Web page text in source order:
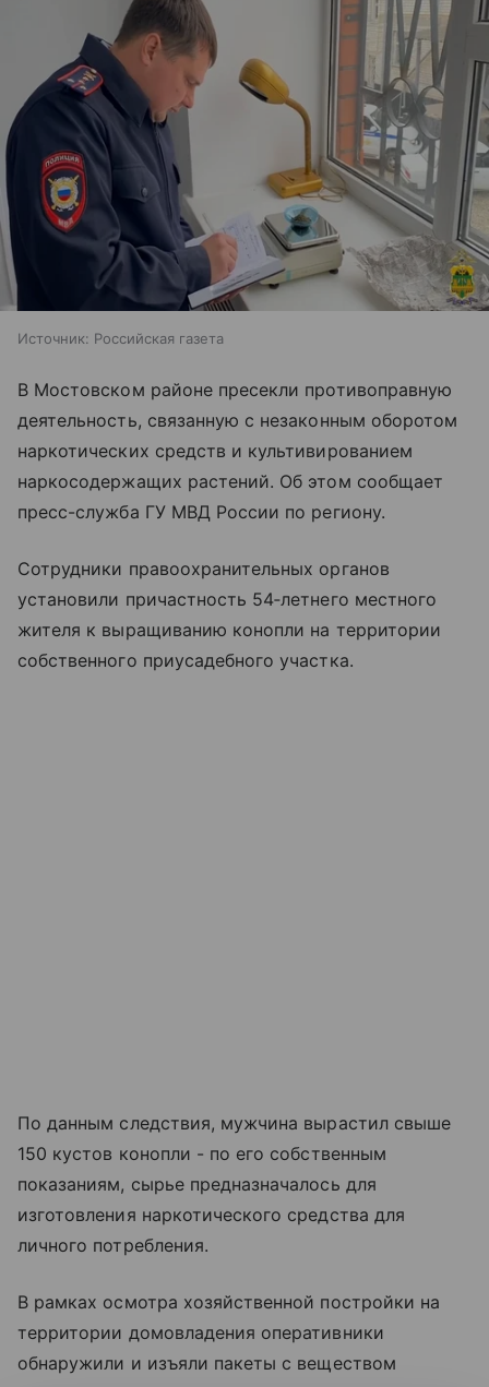
Источник: Российская газета
В Мостовском районе пресекли противоправную
деятельность, связанную с незаконным оборотом
наркотических средств и культивированием
наркосодержащих растений. Об этом сообщает
пресс-служба ГУ МВД России по региону.
Сотрудники правоохранительных органов
установили причастность 54‑летнего местного
жителя к выращиванию конопли на территории
собственного приусадебного участка.
По данным следствия, мужчина вырастил свыше
150 кустов конопли - по его собственным
показаниям, сырье предназначалось для
изготовления наркотического средства для
личного потребления.
В рамках осмотра хозяйственной постройки на
территории домовладения оперативники
обнаружили и изъяли пакеты с веществом